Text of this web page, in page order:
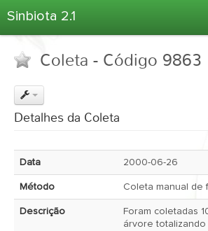
Sinbiota 2.1
Informações Ambientais
Coletas
Atlas 2.1
Estatísticas
Coleta - Código 9863
Detalhes da Coleta
Data 2000-06-26
Método Coleta manual de
Descrição
Foram coletadas
árvore